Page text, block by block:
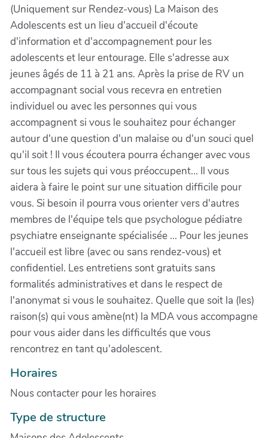
(Uniquement sur Rendez-vous) La Maison des
Adolescents est un lieu d'accueil d'écoute
d'information et d'accompagnement pour les
adolescents et leur entourage. Elle s'adresse aux
jeunes âgés de 11 à 21 ans. Après la prise de RV un
accompagnant social vous recevra en entretien
individuel ou avec les personnes qui vous
accompagnent si vous le souhaitez pour échanger
autour d'une question d'un malaise ou d'un souci quel
qu'il soit ! Il vous écoutera pourra échanger avec vous
sur tous les sujets qui vous préoccupent... Il vous
aidera à faire le point sur une situation difficile pour
vous. Si besoin il pourra vous orienter vers d'autres
membres de l'équipe tels que psychologue pédiatre
psychiatre enseignante spécialisée ... Pour les jeunes
l'accueil est libre (avec ou sans rendez-vous) et
confidentiel. Les entretiens sont gratuits sans
formalités administratives et dans le respect de
l'anonymat si vous le souhaitez. Quelle que soit la (les)
raison(s) qui vous amène(nt) la MDA vous accompagne
pour vous aider dans les difficultés que vous
rencontrez en tant qu'adolescent.
Horaires
Nous contacter pour les horaires
Type de structure